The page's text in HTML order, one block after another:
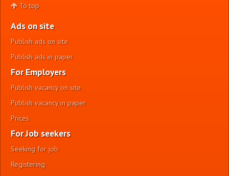
To top
Ads on site
Publish ads on site
Publish ads in paper
For Employers
Publish vacancy on site
Publish vacancy in paper
Prices
For Job seekers
Seeking for job
Registering